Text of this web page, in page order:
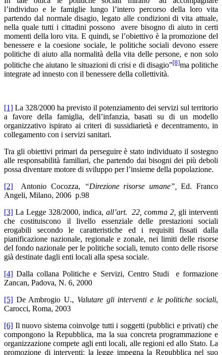
l’individuo e le famiglie lungo l’intero percorso della loro vita
partendo dal normale disagio, legato alle condizioni di vita attuale,
nella quale tutti i cittadini possono avere bisogno di aiuto in certi
momenti della loro vita. E quindi, se l’obiettivo è la promozione del
benessere e la coesione sociale, le politiche sociali devono essere
politiche di aiuto alla normalità della vita delle persone, e non solo
politiche che aiutano le situazioni di crisi e di disagio”[8]ma politiche
integrate ad innesto con il benessere della collettività.
[1] La 328/2000 ha previsto il potenziamento dei servizi sul territorio
a favore della famiglia, dell’infanzia, basati su di un modello
organizzativo ispirato ai criteri di sussidiarietà e decentramento, in
collegamento con i servizi sanitari.
Tra gli obiettivi primari da perseguire è stato individuato il sostegno
alle responsabilità familiari, che partendo dai bisogni dei più deboli
possa diventare motore di sviluppo per l’insieme della popolazione.
[2] Antonio Cocozza, “Direzione risorse umane”,Ed. Franco
Angeli, Milano, 2006 p.98
[3] La Legge 328/2000, indica, all’art. 22, comma 2, gli interventi
che costituiscono il livello essenziale delle prestazioni sociali
erogabili secondo le caratteristiche ed i requisiti fissati dalla
pianificazione nazionale, regionale e zonale, nei limiti delle risorse
del fondo nazionale per le politiche sociali, tenuto conto delle risorse
già destinate dagli enti locali alla spesa sociale.
[4] Dalla collana Politiche e Servizi, Centro Studi e formazione
Zancan, Padova, N. 6, 2000
[5] De Ambrogio U., Valutare gli interventi e le politiche sociali,
Carocci, Roma, 2003
[6] Il nuovo sistema coinvolge tutti i soggetti (pubblici e privati) che
compongono la Repubblica, ma la sua concreta programmazione e
organizzazione compete agli enti locali, alle regioni ed allo Stato. La
promozione di interventi: la legge impegna la Repubblica nel suo